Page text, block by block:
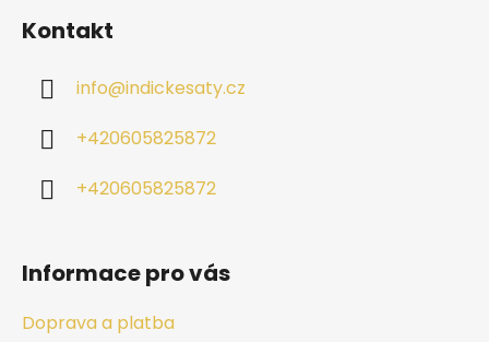
Kontakt
info@indickesaty.cz
+420605825872
+420605825872
Informace pro vás
Doprava a platba